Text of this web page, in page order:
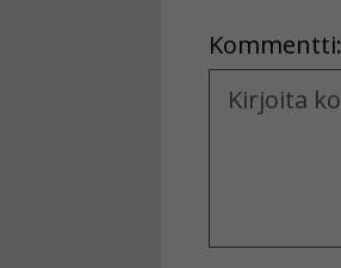
Kommentti:
Kommentti